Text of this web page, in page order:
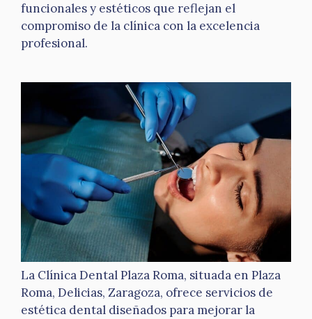
funcionales y estéticos que reflejan el
compromiso de la clínica con la excelencia
profesional.
La Clínica Dental Plaza Roma, situada en Plaza
Roma, Delicias, Zaragoza, ofrece servicios de
estética dental diseñados para mejorar la